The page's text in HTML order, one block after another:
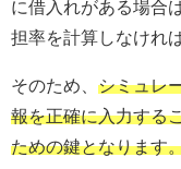
に借入れがある場合
担率を計算しなけれ
そのため、 シミュレ
報を正確に入力する
ための鍵となります